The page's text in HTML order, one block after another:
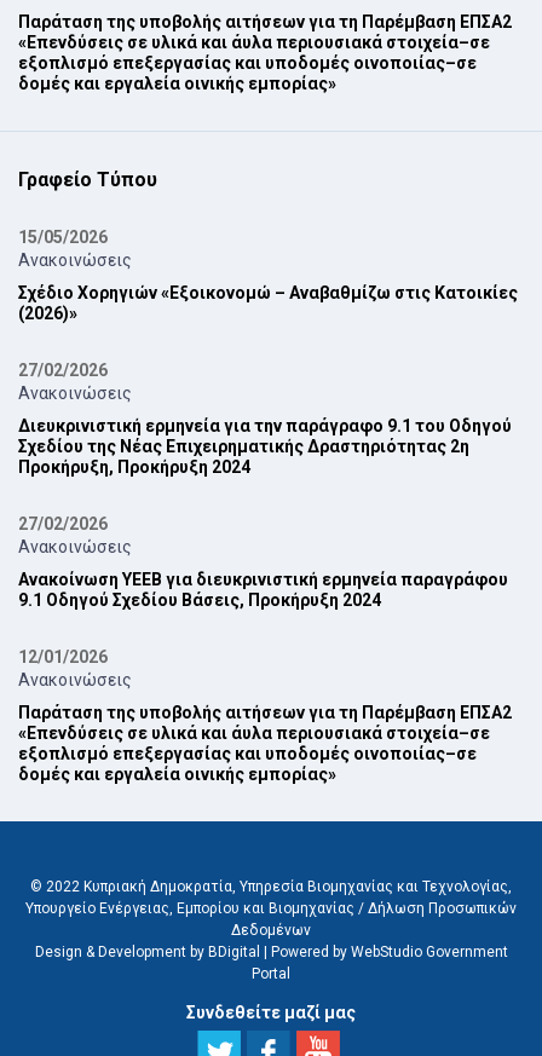
Παράταση της υποβολής αιτήσεων για τη Παρέμβαση ΕΠ‎ΣΑ2
‎«Επενδύσεις σε υλικά και άυλα περιουσιακά στοιχεία–σε
εξοπλισμό επεξεργασίας και ‎υποδομές οινοποιίας–σε
δομές και εργαλεία οινικής εμπορίας»‎
Γραφείο Τύπου
15/05/2026
Ανακοινώσεις
Σχέδιο Χορηγιών «Εξοικονομώ – Αναβαθμίζω στις Κατοικίες
(2026)»
27/02/2026
Ανακοινώσεις
Διευκρινιστική ερμηνεία για την παράγραφο 9.1 του Οδηγού
Σχεδίου της Νέας ‎Επιχειρηματικής Δραστηριότητας 2η
Προκήρυξη, Προκήρυξη 2024‎
27/02/2026
Ανακοινώσεις
Ανακοίνωση ΥΕΕΒ για διευκρινιστική ερμηνεία παραγράφου
9.1 Οδηγού Σχεδίου Βάσεις, Προκήρυξη 2024‎
12/01/2026
Ανακοινώσεις
Παράταση της υποβολής αιτήσεων για τη Παρέμβαση ΕΠ‎ΣΑ2
‎«Επενδύσεις σε υλικά και άυλα περιουσιακά στοιχεία–σε
εξοπλισμό επεξεργασίας και ‎υποδομές οινοποιίας–σε
δομές και εργαλεία οινικής εμπορίας»‎
© 2022 Κυπριακή Δημοκρατία, Υπηρεσία Βιομηχανίας και Τεχνολογίας,
Υπουργείο Ενέργειας, Εμπορίου και Βιομηχανίας / Δήλωση Προσωπικών
Δεδομένων
Design & Development by BDigital
Powered by WebStudio Government
Portal
Συνδεθείτε μαζί μας